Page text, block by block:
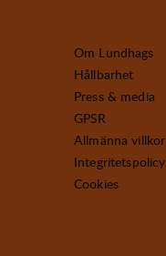
Om Lundhags
Hållbarhet
Press & media
GPSR
Allmänna villkor
Integritetspolicy
Cookies